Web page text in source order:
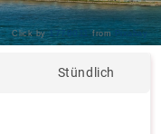
Click by1778011from Pixabay
Stündlich